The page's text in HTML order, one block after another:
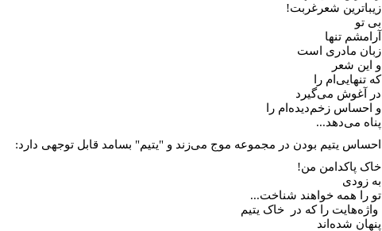
زیباترین شعرغربت!
بی تو
آرامشم تنها
زبان مادری است
و این شعر
که تنهایی‌ام را
در آغوش می‌گیرد
و احساس زخم‌دیده‌ام را
پناه می‌دهد...
احساس یتیم بودن در مجموعه موج می‌زند و "یتیم" بسامد قابل توجهی دارد:
خاک پاکدامن من!
به زودی
تو را همه خواهند شناخت...
واژه‌هایت را که در خاک یتیم
پنهان شده‌اند